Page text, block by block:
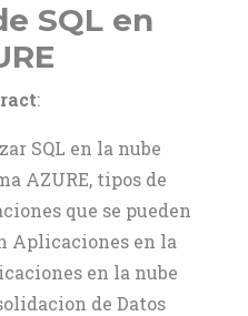
SQL en
:
SQL en la nube
AZURE, tipos de
que se pueden
Aplicaciones en la
en la nube
de Datos